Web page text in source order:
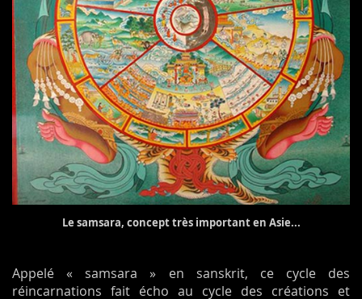
Le samsara, concept très important en Asie...
Appelé « samsara » en sanskrit, ce cycle des
réincarnations fait écho au cycle des créations et